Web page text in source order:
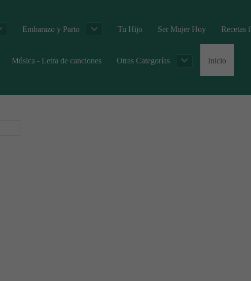
Embarazo y Parto Tu Hijo Ser Mujer Hoy Recetas
Música - Letra de canciones Otras Categorías Inicio